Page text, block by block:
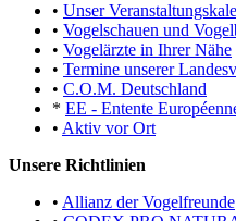
• Unser
• Vogelschauen und
• Vogelärzte in Ihrer Nähe
• Termine unserer
• C.O.M. Deutschland
* EE - Entente
• Aktiv vor Ort
Unsere Richtlinien
• Allianz der Vogelfreunde